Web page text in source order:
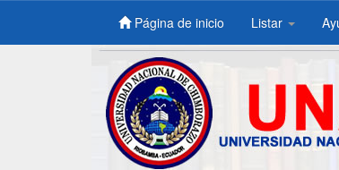
Página de inicio Listar